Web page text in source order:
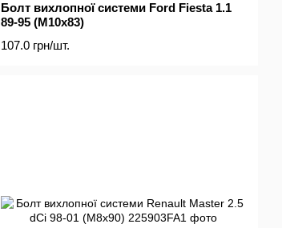
Болт вихлопної системи Ford Fiesta 1.1
89-95 (M10x83)
107.0 грн/шт.